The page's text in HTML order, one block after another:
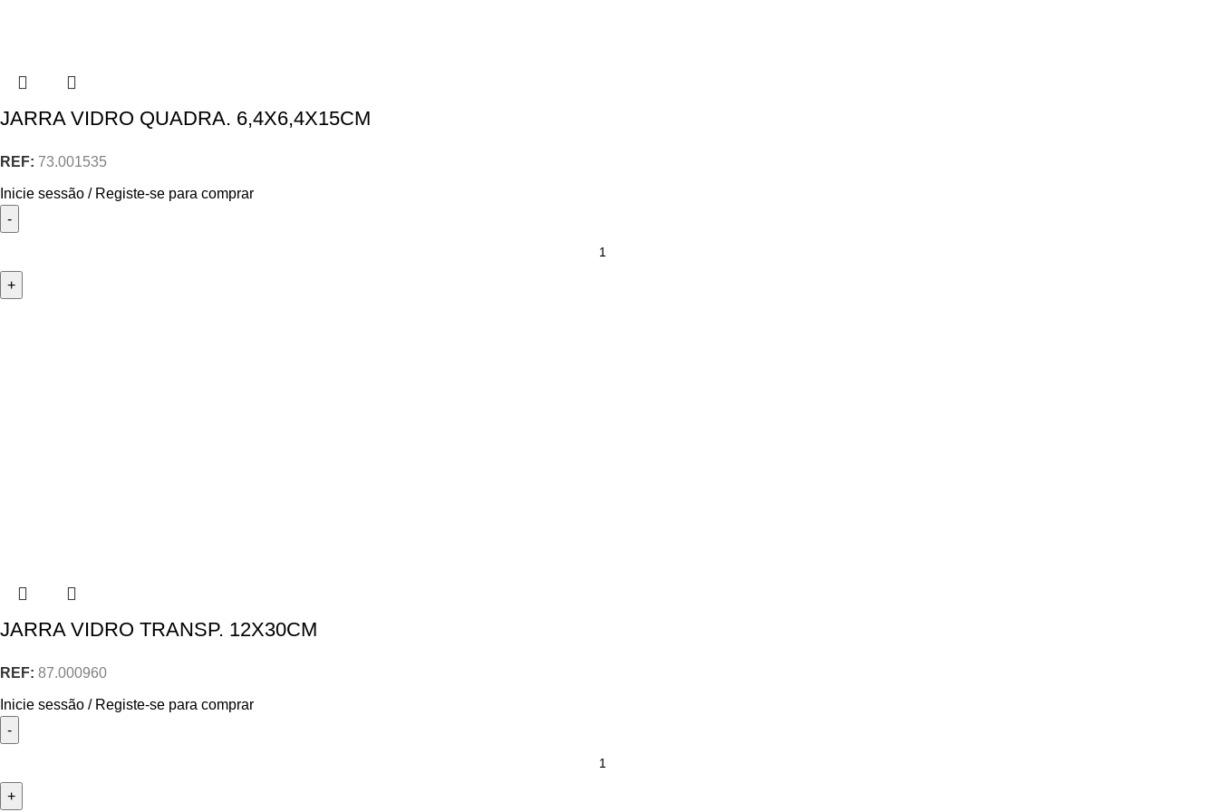
JARRA VIDRO QUADRA. 6,4X6,4X15CM
REF: 73.001535
Inicie sessão / Registe-se para comprar
JARRA VIDRO TRANSP. 12X30CM
REF: 87.000960
Inicie sessão / Registe-se para comprar